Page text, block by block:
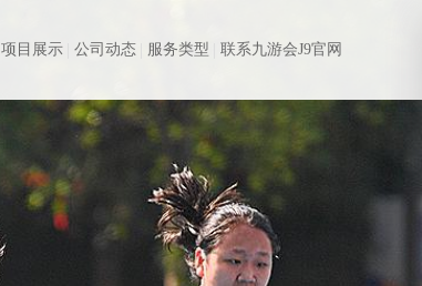
项目展示 公司动态 服务类型 联系九游会J9官网